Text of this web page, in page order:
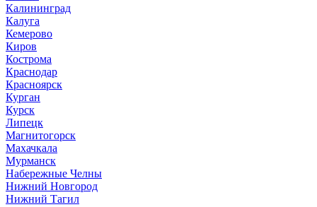
Калининград
Калуга
Кемерово
Киров
Кострома
Краснодар
Красноярск
Курган
Курск
Липецк
Магнитогорск
Махачкала
Мурманск
Набережные Челны
Нижний Новгород
Нижний Тагил